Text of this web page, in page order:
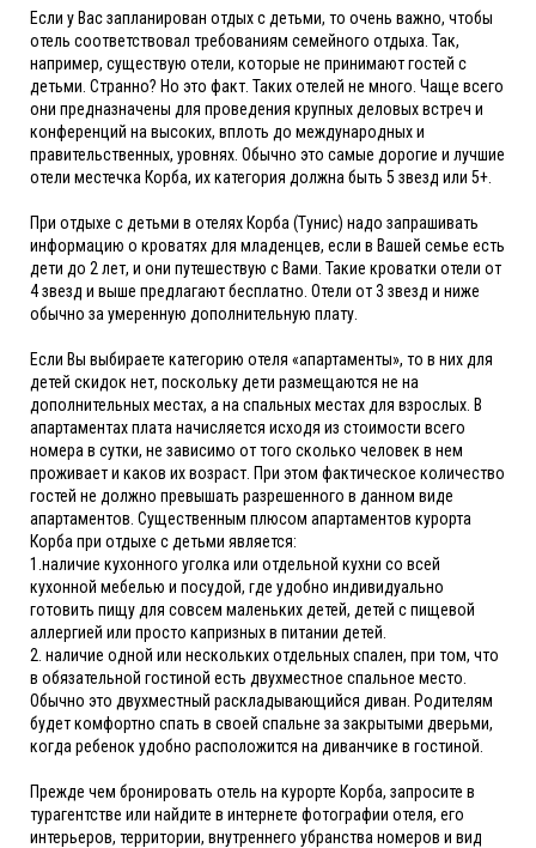
Если у Вас запланирован отдых с детьми, то очень важно, чтобы
отель соответствовал требованиям семейного отдыха. Так,
например, существую отели, которые не принимают гостей с
детьми. Странно? Но это факт. Таких отелей не много. Чаще всего
они предназначены для проведения крупных деловых встреч и
конференций на высоких, вплоть до международных и
правительственных, уровнях. Обычно это самые дорогие и лучшие
отели местечка Корба, их категория должна быть 5 звезд или 5+.
При отдыхе с детьми в отелях Корба (Тунис) надо запрашивать
информацию о кроватях для младенцев, если в Вашей семье есть
дети до 2 лет, и они путешествую с Вами. Такие кроватки отели от
4 звезд и выше предлагают бесплатно. Отели от 3 звезд и ниже
обычно за умеренную дополнительную плату.
Если Вы выбираете категорию отеля «апартаменты», то в них для
детей скидок нет, поскольку дети размещаются не на
дополнительных местах, а на спальных местах для взрослых. В
апартаментах плата начисляется исходя из стоимости всего
номера в сутки, не зависимо от того сколько человек в нем
проживает и каков их возраст. При этом фактическое количество
гостей не должно превышать разрешенного в данном виде
апартаментов. Существенным плюсом апартаментов курорта
Корба при отдыхе с детьми является:
1.наличие кухонного уголка или отдельной кухни со всей
кухонной мебелью и посудой, где удобно индивидуально
готовить пищу для совсем маленьких детей, детей с пищевой
аллергией или просто капризных в питании детей.
2. наличие одной или нескольких отдельных спален, при том, что
в обязательной гостиной есть двухместное спальное место.
Обычно это двухместный раскладывающийся диван. Родителям
будет комфортно спать в своей спальне за закрытыми дверьми,
когда ребенок удобно расположится на диванчике в гостиной.
Прежде чем бронировать отель на курорте Корба, запросите в
турагентстве или найдите в интернете фотографии отеля, его
интерьеров, территории, внутреннего убранства номеров и вид